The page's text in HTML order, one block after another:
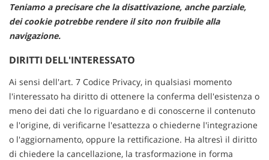
Teniamo a precisare che la disattivazione, anche parziale,
dei cookie potrebbe rendere il sito non fruibile alla
navigazione.
DIRITTI DELL'INTERESSATO
Ai sensi dell'art. 7 Codice Privacy, in qualsiasi momento
l'interessato ha diritto di ottenere la conferma dell'esistenza o
meno dei dati che lo riguardano e di conoscerne il contenuto
e l'origine, di verificarne l'esattezza o chiederne l'integrazione
o l'aggiornamento, oppure la rettificazione. Ha altresì il diritto
di chiedere la cancellazione, la trasformazione in forma